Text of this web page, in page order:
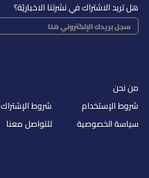
هل تريد الاشتراك في نشرتنا الاخباريّة؟
من نحن
شروط الإستخدام
سياسة الخصوصية
شروط الإشتراك
للتواصل معنا